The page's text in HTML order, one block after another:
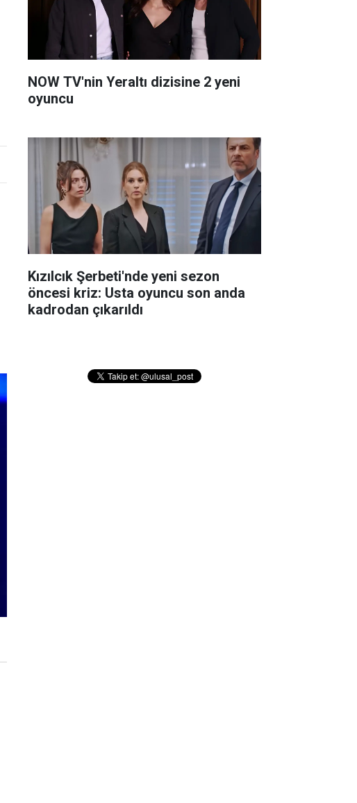
NOW TV'nin Yeraltı dizisine 2 yeni
oyuncu
Kızılcık Şerbeti'nde yeni sezon
öncesi kriz: Usta oyuncu son anda
kadrodan çıkarıldı